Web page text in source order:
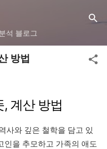
기본 콘텐츠로 건너뛰기
석 블로그
방법
계산 방법
사와 깊은 철학을 담고 있
인을 추모하고 가족의 애도